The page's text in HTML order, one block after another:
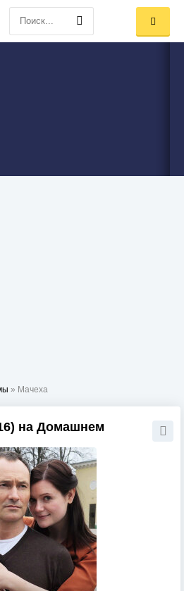
» Мачеха
на Домашнем